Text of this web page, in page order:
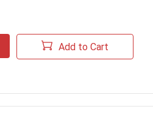
Add to Cart